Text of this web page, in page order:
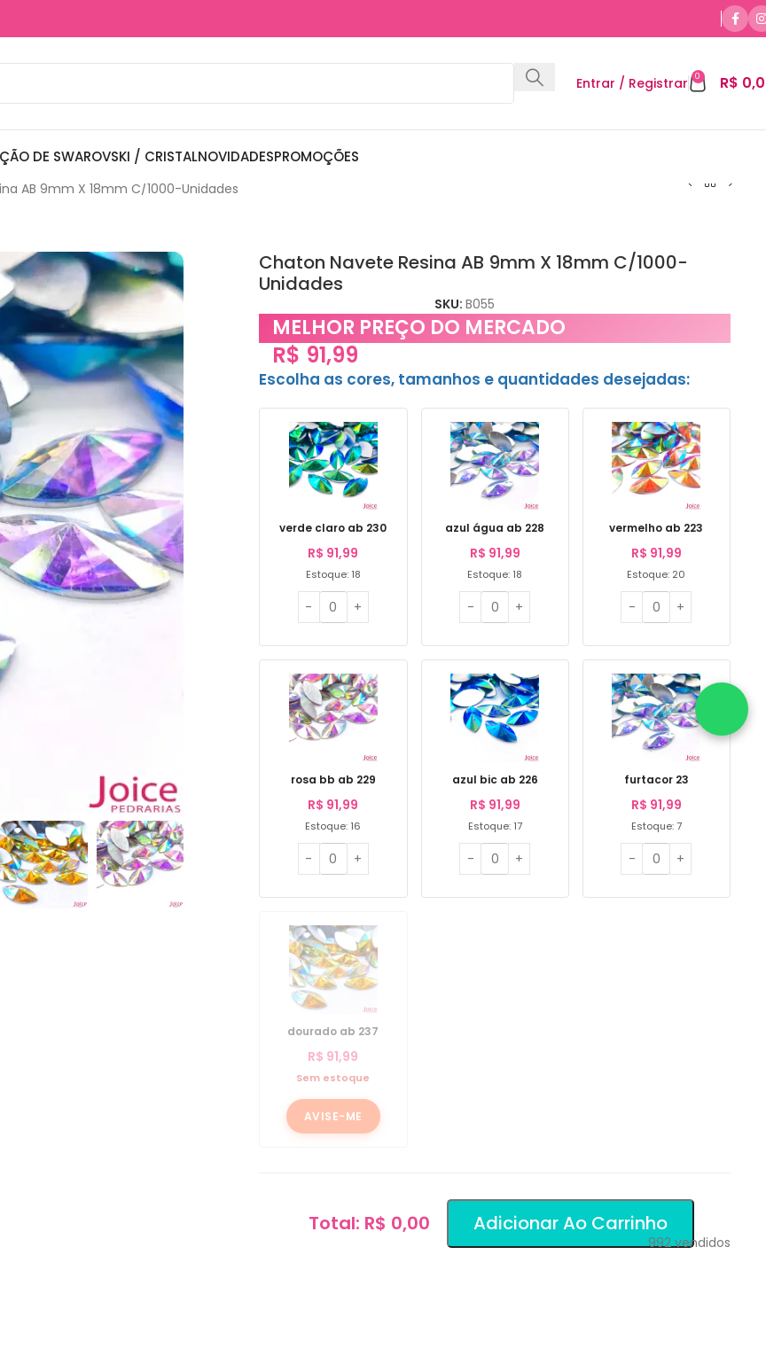
Entrar / Registrar 0 R$
DE SWAROVSKI / CRISTALNOVIDADESPROMOÇÕES
AB 9mm X 18mm C/1000-Unidades
Chaton Navete Resina AB 9mm X 18mm C/1000-
Unidades
SKU:B055
MELHOR PREÇO DO MERCADO
R$ 91,99
Escolha as cores, tamanhos e quantidades desejadas:
verde claro ab 230
R$ 91,99
Estoque: 18
azul água ab 228
R$ 91,99
Estoque: 18
vermelho ab 223
R$ 91,99
Estoque: 20
rosa bb ab 229
R$ 91,99
Estoque: 16
azul bic ab 226
R$ 91,99
Estoque: 17
furtacor 23
R$ 91,99
Estoque: 7
dourado ab 237
R$ 91,99
Sem estoque
AVISE-ME
Total: R$ 0,00 Adicionar Ao Carrinho
992vendidos